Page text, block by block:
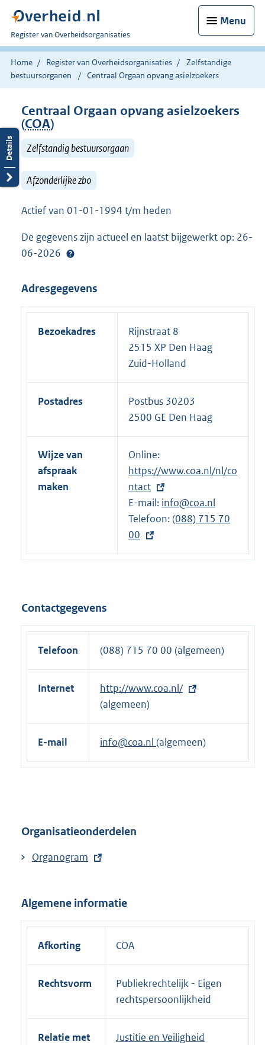
Menu
U
bent
nu
hier:
Register van Overheidsorganisaties
Home Register van Overheidsorganisaties
Zelfstandige
bestuursorganen
Centraal Orgaan opvang asielzoekers
Centraal Orgaan opvang asielzoekers
(COA)
Zelfstandig bestuursorgaan
Afzonderlijke zbo
Actief van 01-01-1994 t/m heden
De gegevens zijn actueel en laatst bijgewerkt op: 26-
06-2026
Adresgegevens
Bezoekadres
Rijnstraat 8
2515 XP Den Haag
Zuid-Holland
Postadres
Postbus 30203
2500 GE Den Haag
Wijze van
afspraak
maken
Online:
x
t
e
r
e
:
https://www.coa.nl/nl/co
ntact
E-mail: info@coa.nl
Telefoon:E
t
l
:
(088) 715 70
00
Contactgegevens
Telefoon (088) 715 70 00 (algemeen)
Internet
E
x
t
e
n
n
:
http://www.coa.nl/
(algemeen)
E-mail info@coa.nl (algemeen)
Organisatieonderdelen
E
e
r
l
k
Organogram
Algemene informatie
Afkorting COA
Rechtsvorm
Publiekrechtelijk - Eigen
rechtspersoonlijkheid
Relatie met
Justitie en Veiligheid